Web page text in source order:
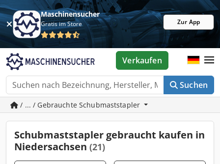
Maschinensucher
Gratis im Store Zur App
Suchen
Verkaufen
/ ... / Gebrauchte Schubmaststapler
Schubmaststapler gebraucht kaufen in
Niedersachsen (21)